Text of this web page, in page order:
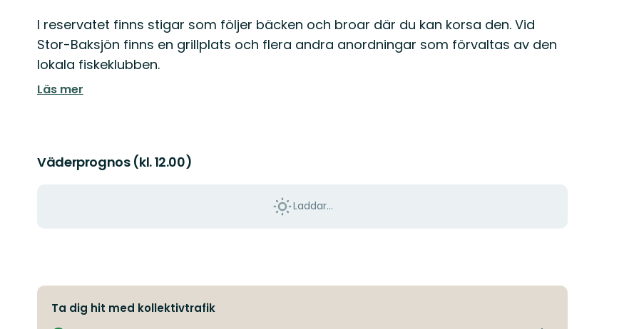
I reservatet finns stigar som följer bäcken och broar där du kan korsa den. Vid
Stor-Baksjön finns en grillplats och flera andra anordningar som förvaltas av den
lokala fiskeklubben.
Läs mer
Väderprognos (kl. 12.00)
Laddar...
Ta dig hit med kollektivtrafik